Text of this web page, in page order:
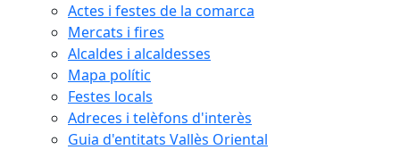
Actes i festes de la comarca
Mercats i fires
Alcaldes i alcaldesses
Mapa polític
Festes locals
Adreces i telèfons d'interès
Guia d'entitats Vallès Oriental